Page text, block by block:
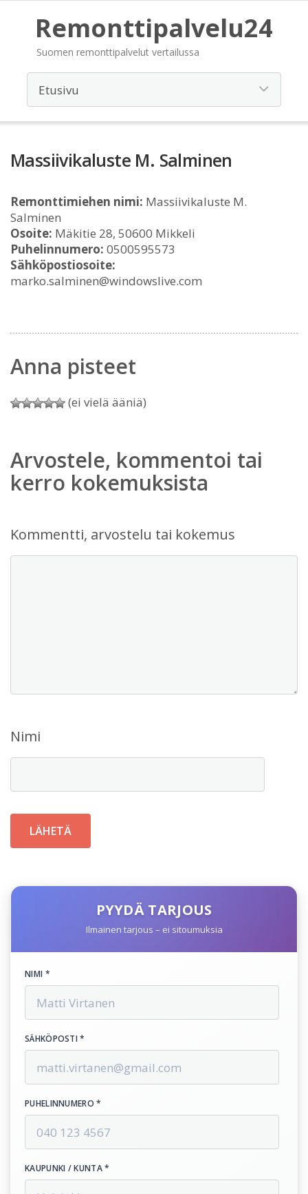
Remonttipalvelu24
Suomen remonttipalvelut vertailussa
Massiivikaluste M. Salminen
Remonttimiehen nimi: Massiivikaluste M.
Salminen
Osoite: Mäkitie 28, 50600 Mikkeli
Puhelinnumero: 0500595573
Sähköpostiosoite:
marko.salminen@windowslive.com
Anna pisteet
(ei vielä ääniä)
Arvostele, kommentoi tai
kerro kokemuksista
Kommentti, arvostelu tai kokemus
Nimi
PYYDÄ TARJOUS
Ilmainen tarjous – ei sitoumuksia
NIMI *
SÄHKÖPOSTI *
PUHELINNUMERO *
KAUPUNKI / KUNTA *